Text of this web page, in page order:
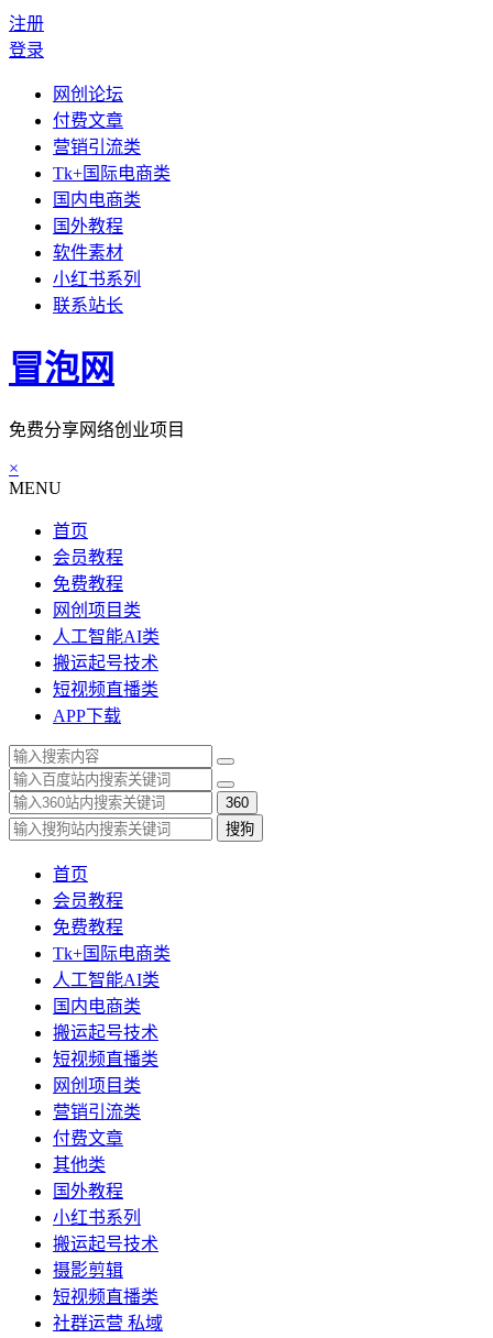
注册
登录
网创论坛
付费文章
营销引流类
Tk+国际电商类
国内电商类
国外教程
软件素材
小红书系列
联系站长
冒泡网
免费分享网络创业项目
×
MENU
首页
会员教程
免费教程
网创项目类
人工智能AI类
搬运起号技术
短视频直播类
APP下载
360
搜狗
首页
会员教程
免费教程
Tk+国际电商类
人工智能AI类
国内电商类
搬运起号技术
短视频直播类
网创项目类
营销引流类
付费文章
其他类
国外教程
小红书系列
搬运起号技术
摄影剪辑
短视频直播类
社群运营 私域